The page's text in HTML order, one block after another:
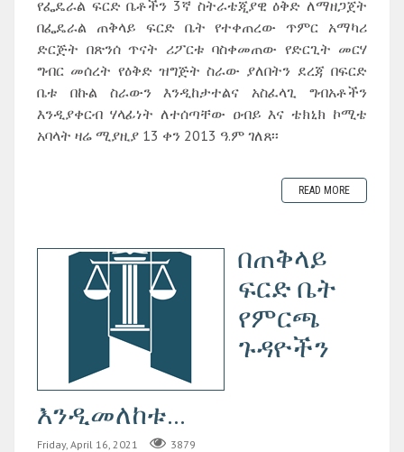
የፌዴራል ፍርድ ቤቶችን 3ኛ ስትራቴጂያዊ ዕቅድ ለማዘጋጀት
በፌዴራል ጠቅላይ ፍርድ ቤት የተቀጠረው ጥምር አማካሪ
ድርጅት በጽንሰ ጥናት ሪፖርቱ ባስቀመጠው የድርጊት መርሃ
ግብር መሰረት የዕቅድ ዝግጅት ስራው ያለበትን ደረጃ በፍርድ
ቤቱ በኩል ስራውን እንዲከታተልና አስፈላጊ ግብአቶችን
እንዲያቀርብ ሃላፊነት ለተሰጣቸው ዐብይ እና ቴክኒክ ኮሚቴ
አባላት ዛሬ ሚያዚያ 13 ቀን 2013 ዓ.ም ገለጸ፡፡
READ MORE
በጠቅላይ
ፍርድ ቤት
የምርጫ
ጉዳዮችን
እንዲመለከቱ...
Friday, April 16, 2021 3879